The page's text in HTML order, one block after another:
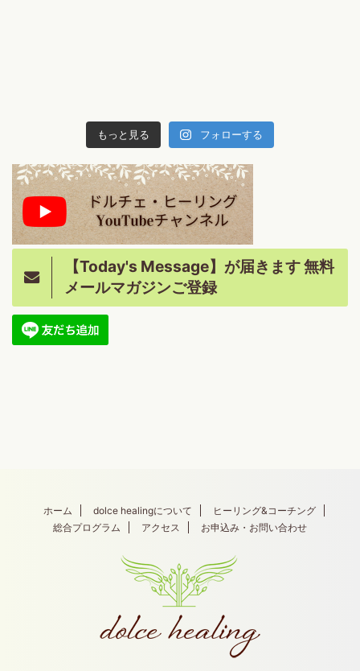
もっと見る フォローする
【Today's Message】が届きます 無料
メールマガジンご登録
ホーム dolce healingについて
ヒーリング&コーチング
総合プログラム
アクセス お申込み・お問い合わせ